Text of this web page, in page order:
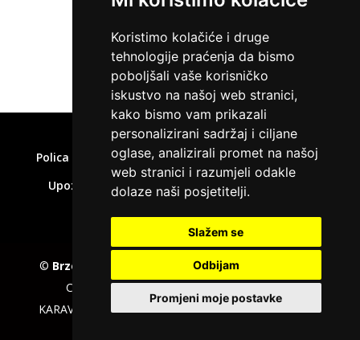
Koristimo kolačiće i druge
tehnologije praćenja da bismo
poboljšali vaše korisničko
iskustvo na našoj web stranici,
kako bismo vam prikazali
personalizirani sadržaj i ciljane
oglase, analizirali promet na našoj
web stranici i razumjeli odakle
dolaze naši posjetitelji.
Slažem se
Odbijam
Promjeni moje postavke
* Obavezna informacija
Home»Zatraži kredit
Polica privatnosti Uvjeti korištenja
Kolačići
Upozorenje o rizicima
Affiliate disclaimer
Kontakt
© Brzepozajmice.com
EU VAT number : 205391327,
Company :KD CAPITAL LTD, Adress : UL.L.
KARAVELOV 2, ZipCode : 4000, City : Plovdiv, Country :